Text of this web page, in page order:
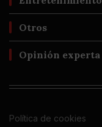
Otros
Opinión experta
Política de cookies